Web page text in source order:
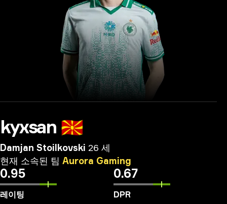
kyxsan 🇲🇰
Damjan Stoilkovski 26 세
현재 소속된 팀 Aurora Gaming
0.95
레이팅
0.67
DPR